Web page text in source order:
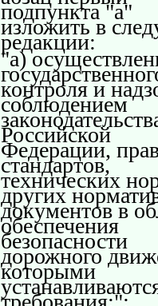
подпункта "а"
изложить в
редакции:
"а)
контроля и
соблюдением
Российской
Федерации,
стандартов,
технических
других
документов в
обеспечения
безопасности
дорожного
которыми